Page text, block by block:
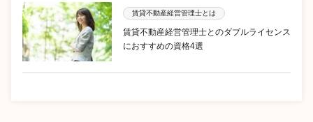
賃貸不動産経営管理士とは
賃貸不動産経営管理士とのダブルライセンス
におすすめの資格4選